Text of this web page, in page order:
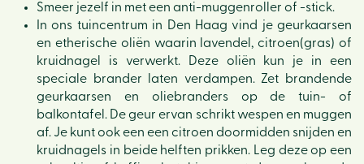
Smeer jezelf in met een anti-muggenroller of -stick.
In ons tuincentrum in Den Haag vind je geurkaarsen
en etherische oliën waarin lavendel, citroen(gras) of
kruidnagel is verwerkt. Deze oliën kun je in een
speciale brander laten verdampen. Zet brandende
geurkaarsen en oliebranders op de tuin- of
balkontafel. De geur ervan schrikt wespen en muggen
af. Je kunt ook een een citroen doormidden snijden en
kruidnagels in beide helften prikken. Leg deze op een